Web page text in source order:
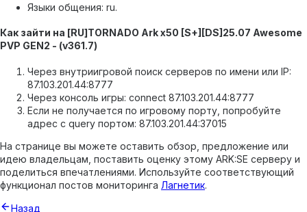
Языки общения: ru.
Как зайти на [RU]TORNADO Ark x50 [S+][DS]25.07 Awesome
PVP GEN2 - (v361.7)
Через внутриигровой поиск серверов по имени или IP:
87.103.201.44:8777
Через консоль игры: connect 87.103.201.44:8777
Если не получается по игровому порту, попробуйте
адрес с query портом: 87.103.201.44:37015
На странице вы можете оставить обзор, предложение или
идею владельцам, поставить оценку этому ARK:SE серверу и
поделиться впечатлениями. Используйте соответствующий
функционал постов мониторинга Лагнетик.
Назад